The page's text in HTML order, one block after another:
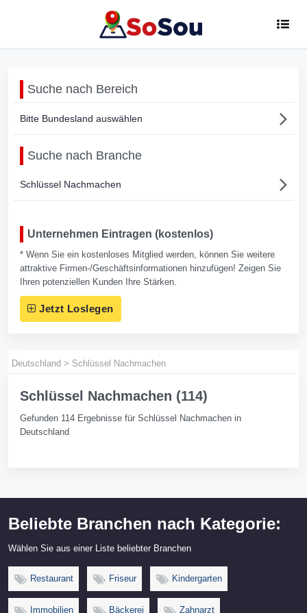
Suche nach Bereich
Bitte Bundesland auswählen
Suche nach Branche
Schlüssel Nachmachen
Unternehmen Eintragen (kostenlos)
* Wenn Sie ein kostenloses Mitglied werden, können Sie weitere
attraktive Firmen-/Geschäftsinformationen hinzufügen! Zeigen Sie
Ihren potenziellen Kunden Ihre Stärken.
Jetzt Loslegen
Deutschland > Schlüssel Nachmachen
Schlüssel Nachmachen (114)
Gefunden 114 Ergebnisse für Schlüssel Nachmachen in
Deutschland
Beliebte Branchen nach Kategorie:
Wählen Sie aus einer Liste beliebter Branchen
Restaurant Friseur Kindergarten
Immobilien Bäckerei Zahnarzt